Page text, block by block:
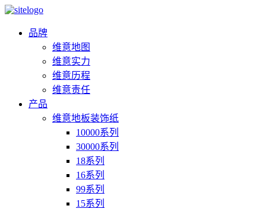
品牌
维意地图
维意实力
维意历程
维意责任
产品
维意地板装饰纸
10000系列
30000系列
18系列
16系列
99系列
15系列